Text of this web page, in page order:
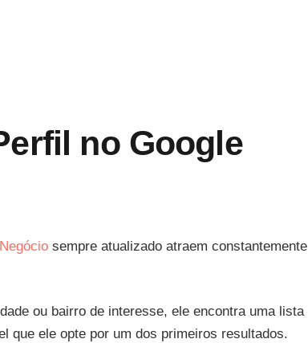
no Google
sempre atualizado atraem constantemente
ou bairro de interesse, ele encontra uma lista
que ele opte por um dos primeiros resultados.